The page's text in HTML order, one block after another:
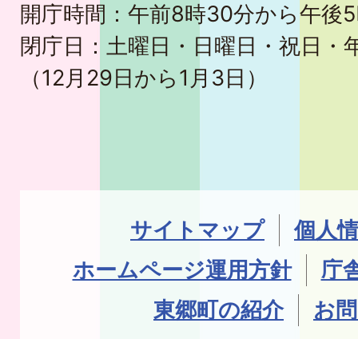
開庁時間：午前8時30分から午後
閉庁日：土曜日・日曜日・祝日・
（12月29日から1月3日）
サイトマップ
個人
ホームページ運用方針
庁
東郷町の紹介
お